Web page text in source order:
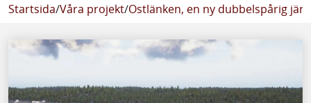
Startsida/Våra projekt/Ostlänken, en ny dubbelspårig